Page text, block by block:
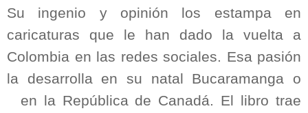
Su ingenio y opinión los estampa en
caricaturas que le han dado la vuelta a
Colombia en las redes sociales. Esa pasión
la desarrolla en su natal Bucaramanga o
en la República de Canadá. El libro trae